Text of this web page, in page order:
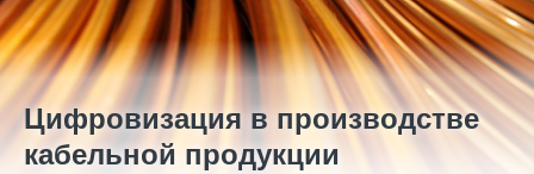
Цифровизация в производстве
кабельной продукции